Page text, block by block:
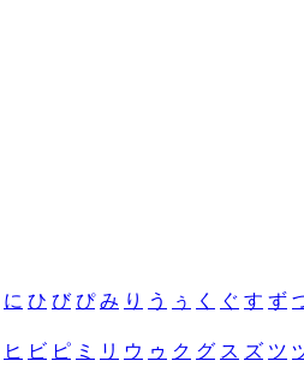
に ひ び ぴ み り う ぅ く ぐ す ず
ヒ ビ ピ ミ リ ウ ゥ ク グ ス ズ ツ